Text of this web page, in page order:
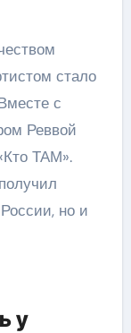
стало
с
Реввой
ТАМ».
но и
у